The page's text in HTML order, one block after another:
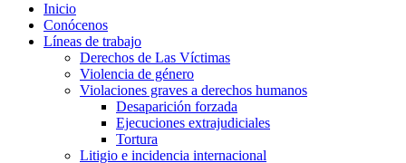
Inicio
Conócenos
Líneas de trabajo
Derechos de Las Víctimas
Violencia de género
Violaciones graves a derechos humanos
Desaparición forzada​
Ejecuciones extrajudiciales
Tortura
Litigio e incidencia internacional